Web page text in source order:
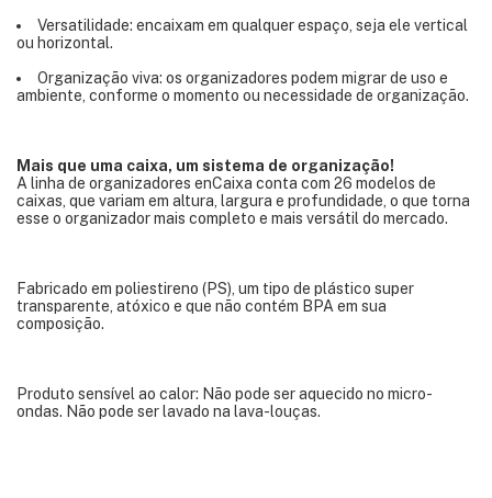
Versatilidade: encaixam em qualquer espaço, seja ele vertical
ou horizontal.
Organização viva: os organizadores podem migrar de uso e
ambiente, conforme o momento ou necessidade de organização.
Mais que uma caixa, um sistema de organização!
A linha de organizadores enCaixa conta com 26 modelos de
caixas, que variam em altura, largura e profundidade, o que torna
esse o organizador mais completo e mais versátil do mercado.
Fabricado em poliestireno (PS), um tipo de plástico super
transparente, atóxico e que não contém BPA em sua
composição.
Produto sensível ao calor: Não pode ser aquecido no micro-
ondas. Não pode ser lavado na lava-louças.